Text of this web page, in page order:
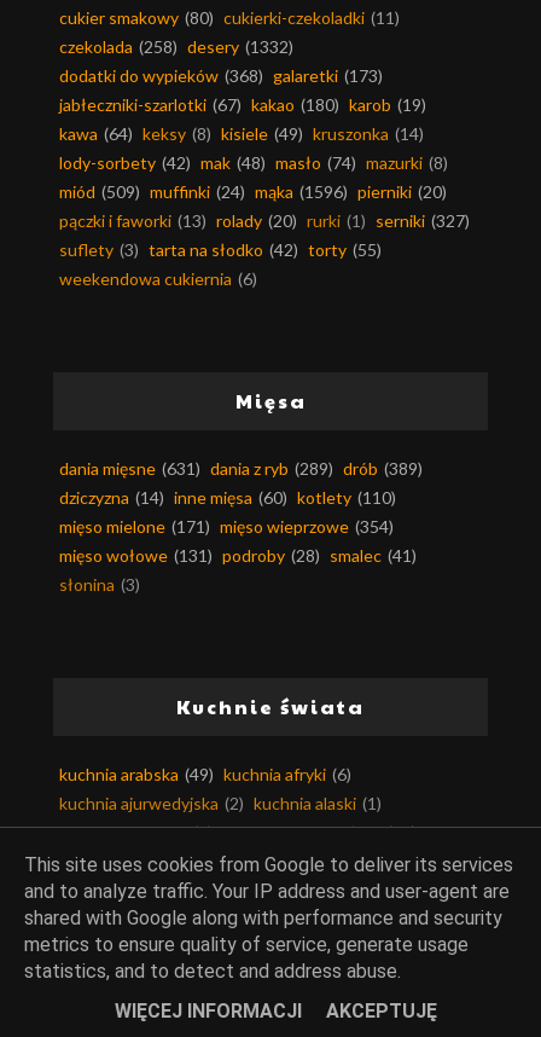
cukier smakowy (80) cukierki-czekoladki (11)
czekolada (258) desery (1332)
dodatki do wypieków (368) galaretki (173)
jabłeczniki-szarlotki (67) kakao (180) karob (19)
kawa (64) keksy (8) kisiele (49) kruszonka (14)
lody-sorbety (42) mak (48) masło (74) mazurki (8)
miód (509) muffinki (24) mąka (1596) pierniki (20)
pączki i faworki (13) rolady (20) rurki (1) serniki (327)
suflety (3) tarta na słodko (42) torty (55)
weekendowa cukiernia (6)
Mięsa
dania mięsne (631) dania z ryb (289) drób (389)
dziczyzna (14) inne mięsa (60) kotlety (110)
mięso mielone (171) mięso wieprzowe (354)
mięso wołowe (131) podroby (28) smalec (41)
słonina (3)
Kuchnie świata
kuchnia arabska (49) kuchnia afryki (6)
kuchnia ajurwedyjska (2) kuchnia alaski (1)
kuchnia algierska (2) kuchnia amerykańska (36)
kuchnia andaluzji (13) kuchnia angielska (24)
kuchnia argentyńska (3) kuchnia armenii (2)
kuchnia australijska (20) kuchnia austriacka (9)
kuchnia azjatycka (99) kuchnia bahrajnu (3)
kuchnia bałkańska (34) kuchnia belgijska (4)
kuchnia berberyjska (1) kuchnia birmańska (4)
This site uses cookies from Google to deliver its services
and to analyze traffic. Your IP address and user-agent are
shared with Google along with performance and security
metrics to ensure quality of service, generate usage
statistics, and to detect and address abuse.
WIĘCEJ INFORMACJI
AKCEPTUJĘ